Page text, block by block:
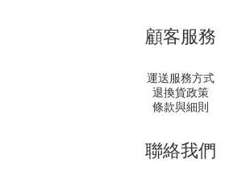
顧客服務
運送服務方式
退換貨政策
條款與細則
聯絡我們